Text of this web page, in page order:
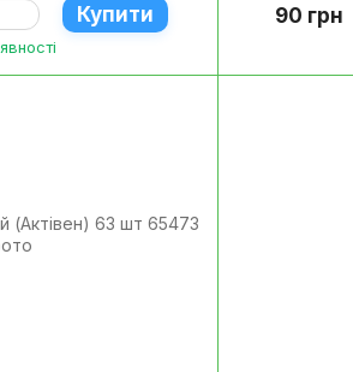
Купити 90 грн